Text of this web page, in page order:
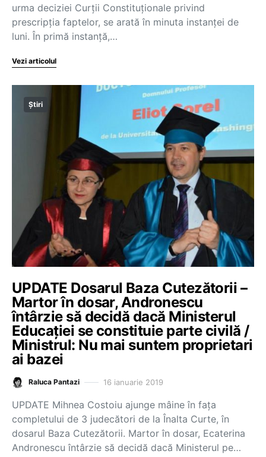
urma deciziei Curții Constituționale privind
prescripția faptelor, se arată în minuta instanței de
luni. În primă instanță,…
Vezi articolul
Știri
UPDATE Dosarul Baza Cutezătorii –
Martor în dosar, Andronescu
întârzie să decidă dacă Ministerul
Educației se constituie parte civilă /
Ministrul: Nu mai suntem proprietari
ai bazei
Raluca Pantazi 16 ianuarie 2019
UPDATE Mihnea Costoiu ajunge mâine în fața
completului de 3 judecători de la Înalta Curte, în
dosarul Baza Cutezătorii. Martor în dosar, Ecaterina
Andronescu întârzie să decidă dacă Ministerul pe…